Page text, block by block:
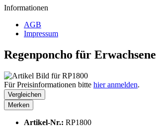
Informationen
AGB
Impressum
Regenponcho für
Für Preisinformationen bitte hier anmelden.
Vergleichen
Merken
Artikel-Nr.: RP1800